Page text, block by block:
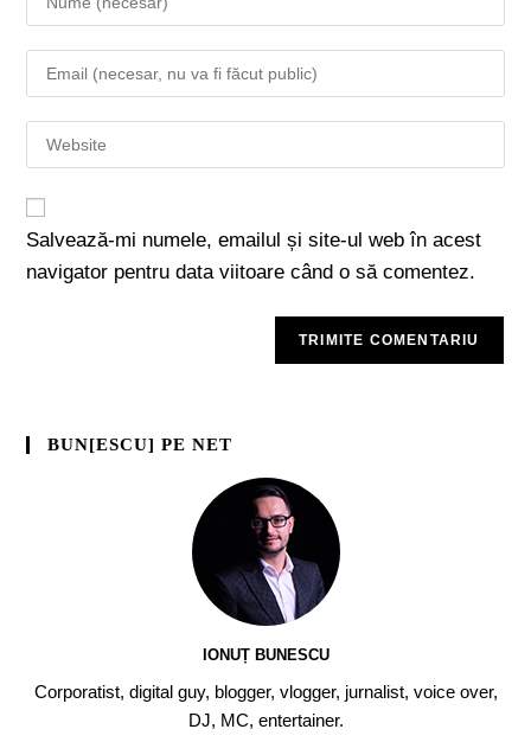
Salvează-mi numele, emailul și site-ul web în acest
navigator pentru data viitoare când o să comentez.
BUN[ESCU] PE NET
IONUȚ BUNESCU
Corporatist, digital guy, blogger, vlogger, jurnalist, voice over,
DJ, MC, entertainer.